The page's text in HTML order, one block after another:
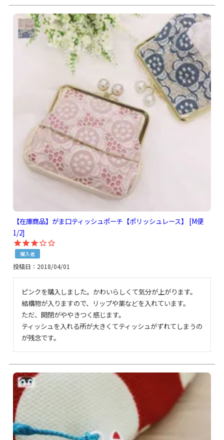
【在庫商品】がま口ティッシュポーチ【ポリッシュレース】 [M便
1/2]
購入者
投稿日 2018/04/01
ピンクを購入しました。かわいらしくて気分が上がります。
結構物が入りますので、リップや薬などを入れています。
ただ、開閉がややきつく感じます。
ティッシュを入れる所が大きくてティッシュがずれてしまうの
が残念です。